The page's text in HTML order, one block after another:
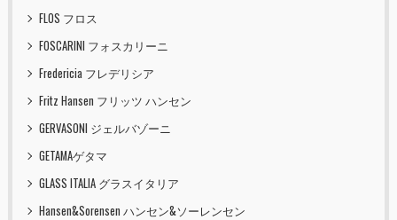
FLOS フロス
FOSCARINI フォスカリーニ
Fredericia フレデリシア
Fritz Hansen フリッツ ハンセン
GERVASONI ジェルバゾーニ
GETAMAゲタマ
GLASS ITALIA グラスイタリア
Hansen&Sorensen ハンセン&ソーレンセン